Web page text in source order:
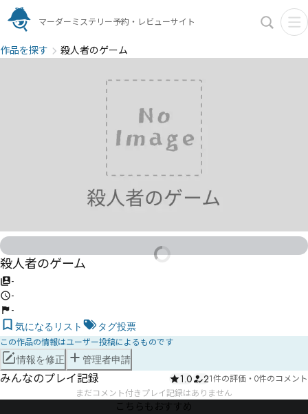
マーダーミステリー予約・レビューサイト
作品を探す 殺人者のゲーム
殺人者のゲーム
-
-
-
気になるリスト タグ投票
この作品の情報はユーザー投稿によるものです
情報を修正 管理者申請
みんなのプレイ記録 1.0 21件の評価 ・ 0件のコメント
まだコメント付きプレイ記録はありません
こちらもおすすめ